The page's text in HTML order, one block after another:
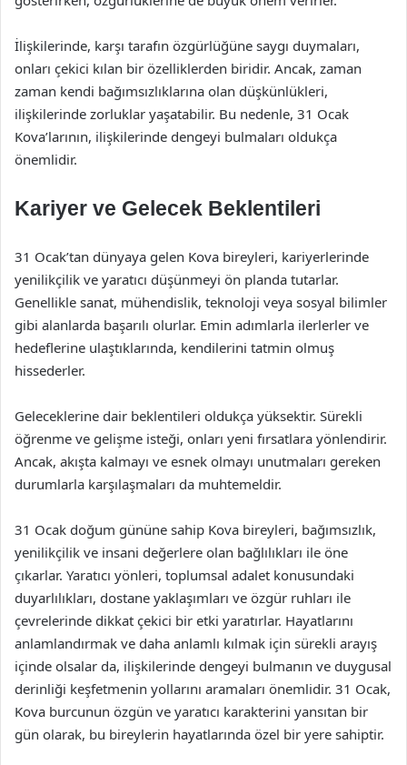
İlişkilerinde, karşı tarafın özgürlüğüne saygı duymaları,
onları çekici kılan bir özelliklerden biridir. Ancak, zaman
zaman kendi bağımsızlıklarına olan düşkünlükleri,
ilişkilerinde zorluklar yaşatabilir. Bu nedenle, 31 Ocak
Kova’larının, ilişkilerinde dengeyi bulmaları oldukça
önemlidir.
Kariyer ve Gelecek Beklentileri
31 Ocak’tan dünyaya gelen Kova bireyleri, kariyerlerinde
yenilikçilik ve yaratıcı düşünmeyi ön planda tutarlar.
Genellikle sanat, mühendislik, teknoloji veya sosyal bilimler
gibi alanlarda başarılı olurlar. Emin adımlarla ilerlerler ve
hedeflerine ulaştıklarında, kendilerini tatmin olmuş
hissederler.
Geleceklerine dair beklentileri oldukça yüksektir. Sürekli
öğrenme ve gelişme isteği, onları yeni fırsatlara yönlendirir.
Ancak, akışta kalmayı ve esnek olmayı unutmaları gereken
durumlarla karşılaşmaları da muhtemeldir.
31 Ocak doğum gününe sahip Kova bireyleri, bağımsızlık,
yenilikçilik ve insani değerlere olan bağlılıkları ile öne
çıkarlar. Yaratıcı yönleri, toplumsal adalet konusundaki
duyarlılıkları, dostane yaklaşımları ve özgür ruhları ile
çevrelerinde dikkat çekici bir etki yaratırlar. Hayatlarını
anlamlandırmak ve daha anlamlı kılmak için sürekli arayış
içinde olsalar da, ilişkilerinde dengeyi bulmanın ve duygusal
derinliği keşfetmenin yollarını aramaları önemlidir. 31 Ocak,
Kova burcunun özgün ve yaratıcı karakterini yansıtan bir
gün olarak, bu bireylerin hayatlarında özel bir yere sahiptir.